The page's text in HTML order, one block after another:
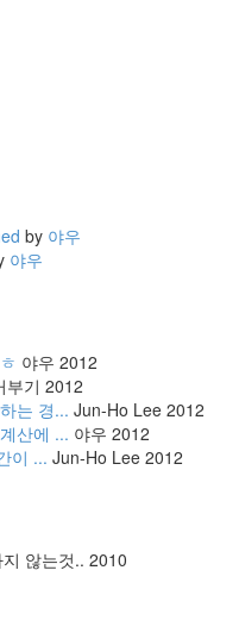
by 야우
야우
야우 2012
부기 2012
는 경... Jun-Ho Lee 2012
산에 ... 야우 2012
이 ... Jun-Ho Lee 2012
않는것.. 2010